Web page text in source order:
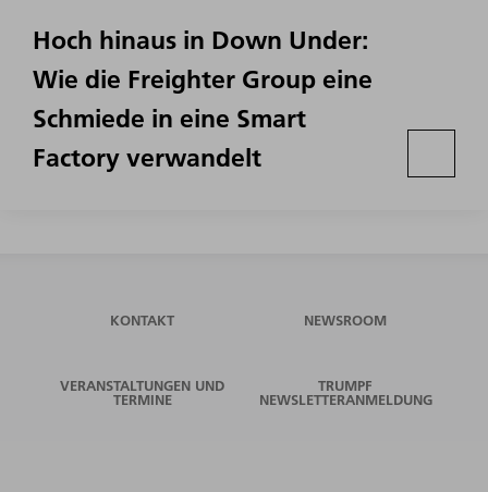
Hoch hinaus in Down Under:
Wie die Freighter Group eine
Schmiede in eine Smart
Factory verwandelt
KONTAKT NEWSROOM
VERANSTALTUNGEN UND
TERMINE
TRUMPF
NEWSLETTERANMELDUNG